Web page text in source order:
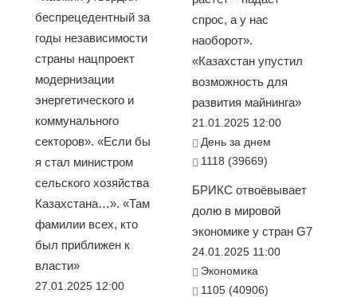
беспрецедентный за
годы независимости
страны нацпроект
модернизации
энергетического и
коммунального
секторов». «Если бы
я стал министром
сельского хозяйства
Казахстана…». «Там
фамилии всех, кто
был приближен к
власти»
27.01.2025 12:00
спрос, а у нас
наоборот».
«Казахстан упустил
возможность для
развития майнинга»
21.01.2025 12:00
День за днем
1118 (39669)
БРИКС отвоёвывает
долю в мировой
экономике у стран G7
24.01.2025 11:00
Экономика
1105 (40906)